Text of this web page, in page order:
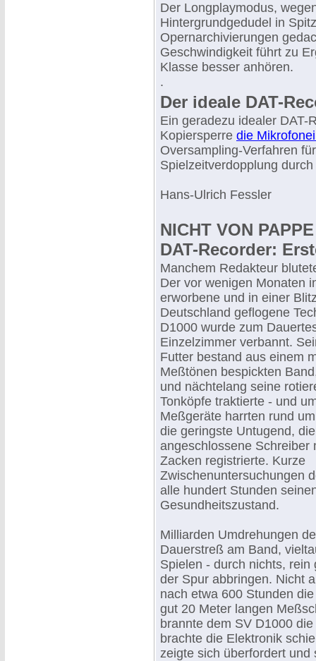
Der Longplaymodus,
Hintergrundgedudel in
Opernarchivierungen
Geschwindigkeit führt zu
Klasse besser anhören.
.
Der ideale DAT-
Ein geradezu idealer DAT-
Kopiersperre die
Oversampling-Verfahren
Spielzeitverdopplung
Hans-Ulrich Fessler
NICHT VON PAPPE
DAT-Recorder:
Manchem Redakteur
Der vor wenigen Monaten
erworbene und in einer
Deutschland geflogene
D1000 wurde zum
Einzelzimmer verbannt.
Futter bestand aus einem
Meßtönen bespickten
und nächtelang seine
Tonköpfe traktierte - und
Meßgeräte harrten rund
die geringste Untugend,
angeschlossene Schreiber
Zacken registrierte. Kurze
Zwischenuntersuchungen
alle hundert Stunden
Gesundheitszustand.
Milliarden Umdrehungen
Dauerstreß am Band,
Spielen - durch nichts,
der Spur abbringen. Nicht
nach etwa 600 Stunden
gut 20 Meter langen
brannte dem SV D1000
brachte die Elektronik
zeigte sich überfordert